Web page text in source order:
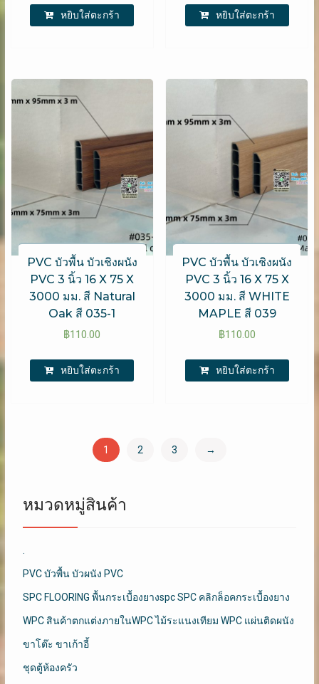
หยิบใส่ตะกร้า หยิบใส่ตะกร้า
PVC บัวพื้น บัวเชิงผนัง
PVC 3 นิ้ว 16 X 75 X
3000 มม. สี Natural
Oak สี 035-1
฿110.00
หยิบใส่ตะกร้า
PVC บัวพื้น บัวเชิงผนัง
PVC 3 นิ้ว 16 X 75 X
3000 มม. สี WHITE
MAPLE สี 039
฿110.00
หยิบใส่ตะกร้า
1 2 3 →
หมวดหมู่สินค้า
PVC บัวพื้น บัวผนัง PVC
SPC FLOORING พื้นกระเบื้องยางspc SPC คลิกล็อคกระเบื้องยาง
WPC สินค้าตกแต่งภายในWPC ไม้ระแนงเทียม WPC แผ่นติดผนัง
ขาโต๊ะ ขาเก้าอี้
ชุดตู้ห้องครัว